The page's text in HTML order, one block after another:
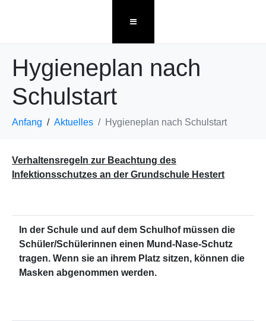
Hygieneplan nach
Schulstart
Anfang Aktuelles Hygieneplan nach Schulstart
Verhaltensregeln zur Beachtung des
Infektionsschutzes an der Grundschule Hestert
In der Schule und auf dem Schulhof müssen die
Schüler/Schülerinnen einen Mund-Nase-Schutz
tragen. Wenn sie an ihrem Platz sitzen, können die
Masken abgenommen werden.